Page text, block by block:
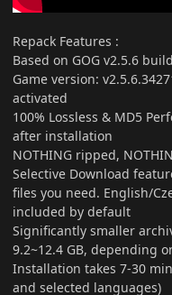
Repack Features :
Based on GOG v2.5.6
Game version:
activated
100% Lossless & MD5
after installation
NOTHING ripped,
Selective Download
files you need. English/
included by default
Significantly smaller
9.2~12.4 GB, depending
Installation takes 7-30
and selected languages)